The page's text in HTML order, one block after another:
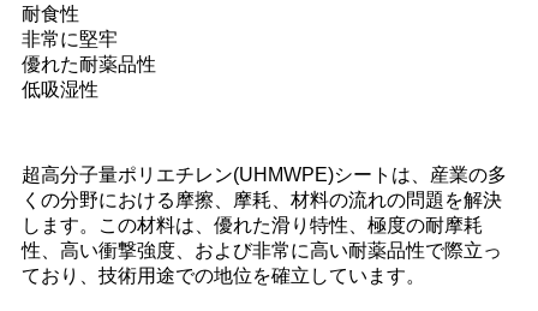
耐食性
非常に堅牢
優れた耐薬品性
低吸湿性
超高分子量ポリエチレン(UHMWPE)シートは、産業の多
くの分野における摩擦、摩耗、材料の流れの問題を解決
します。この材料は、優れた滑り特性、極度の耐摩耗
性、高い衝撃強度、および非常に高い耐薬品性で際立っ
ており、技術用途での地位を確立しています。